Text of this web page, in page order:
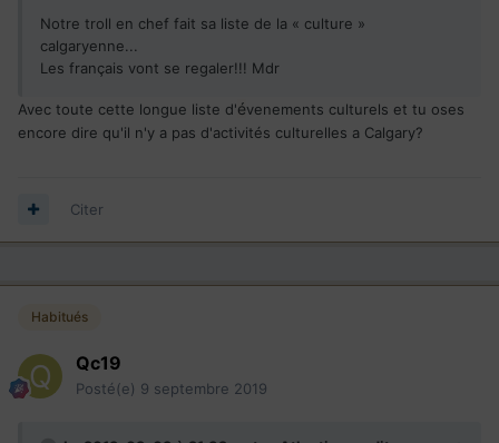
Notre troll en chef fait sa liste de la « culture »
calgaryenne...
Les français vont se regaler!!! Mdr
Avec toute cette longue liste d'évenements culturels et tu oses
encore dire qu'il n'y a pas d'activités culturelles a Calgary?
Citer
Habitués
Qc19
Posté(e) 9 septembre 2019